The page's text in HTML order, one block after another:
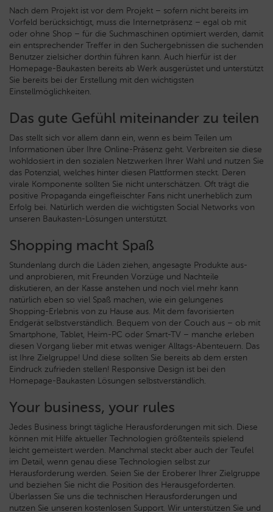
Nach dem Projekt ist vor dem Projekt – sofern nicht bereits im
Vorfeld berücksichtigt, muss die Internetpräsenz – egal ob mit
oder ohne Shop – für die Suchmaschinen optimiert werden, damit
ein entsprechender Treffer in den Suchergebnissen die suchenden
Benutzer zielsicher dorthin führen kann. Auch hierfür ist der
Homepage-Baukasten bereits ab Werk ausgerüstet und unterstützt
Sie bereits bei der Erstellung mit den wichtigsten
Einstellmöglichkeiten.
Das gute Gefühl miteinander zu teilen
Das stellt sich vor allem dann ein, wenn es beim Teilen um
Informationen über Ihre Online-Präsenz geht. Verbreiten sie diese
wohldosiert in den sozialen Netzwerken Ihrer Wahl und nutzen Sie
das Potenzial, welches hinter diesen Plattformen steckt. Deren
virale Komponente sollten Sie nicht unterschätzen. Oft trägt die
positive Propaganda eingefleischter Fans nicht unerheblich zum
Erfolg bei. Natürlich werden die wichtigsten Social Networks von
unseren Baukasten-Lösungen unterstützt.
Shopping macht Spaß
Stundenlang durch die Läden ziehen, angesagte Produkte aus-
und anprobieren, mit Freunden Vorzüge und Nachteile
diskutieren, an der Kasse anstehen und noch viel mehr kann
natürlich eben so viel Spaß machen, wie ein gelungenes
Shopping-Erlebnis von zu Hause aus. Mit dem favorisierten
Endgerät selbstverständlich. Bequem von der Couch aus – ob mit
Smartphone, Tablet, Heim-PC oder Smart-TV – manche erleben
diesen Vorgang lieber mit etwas weniger Alltags-Abenteuern. Das
ist Ihre Zielgruppe! Und diese sollten Sie bereits ab dem ersten
Eindruck zufrieden stellen! Responsive Design ist bei den
Homepage-Baukasten Lösungen selbstverständlich.
Your business, your rules
Jedes Business bringt tägliche Herausforderungen mit sich. Diese
können mit Hilfe aktueller Technologien größtenteils spielend
leicht gemeistert werden. Manchmal steckt aber auch der Teufel
im Detail, wenn genau diese Technologien selbst zur
Herausforderung werden. Seien Sie der Eroberer Ihrer Zielgruppe
und beziehen Sie nicht die Position des Herausgeforderten.
Überlassen Sie uns die technischen Herausforderungen und
nutzen Sie unseren kostenlosen Support. Wir unterstützen Sie und